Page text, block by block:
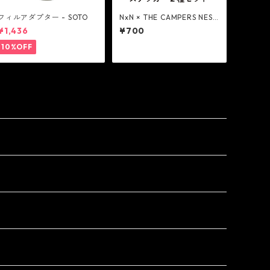
ィルアダプター - SOTO
10%OFF
NxN × THE CAMPERS NEST
オリジナルステッカー 2種 -
Next Natural
¥700